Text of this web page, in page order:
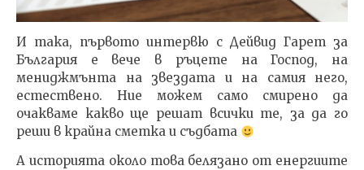
И така, първото интервю с Дейвид Гарет за
България е вече в ръцете на Господ, на
мениджмънта на звездата и на самия него,
естествено. Ние можем само смирено да
очакваме какво ще решат всички те, за да го
реши в крайна сметка и съдбата
А историята около това белязано от енергиите